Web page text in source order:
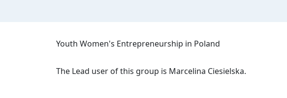
Youth Women's Entrepreneurship in Poland
The Lead user of this group is Marcelina Ciesielska.